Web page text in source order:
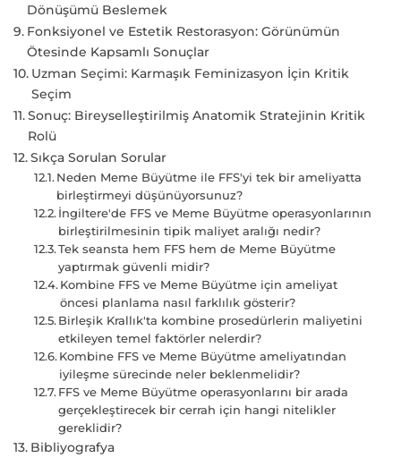
Dönüşümü Beslemek
Fonksiyonel ve Estetik Restorasyon: Görünümün
Ötesinde Kapsamlı Sonuçlar
Uzman Seçimi: Karmaşık Feminizasyon İçin Kritik
Seçim
Sonuç: Bireyselleştirilmiş Anatomik Stratejinin Kritik
Rolü
Sıkça Sorulan Sorular
Neden Meme Büyütme ile FFS'yi tek bir ameliyatta
birleştirmeyi düşünüyorsunuz?
İngiltere'de FFS ve Meme Büyütme operasyonlarının
birleştirilmesinin tipik maliyet aralığı nedir?
Tek seansta hem FFS hem de Meme Büyütme
yaptırmak güvenli midir?
Kombine FFS ve Meme Büyütme için ameliyat
öncesi planlama nasıl farklılık gösterir?
Birleşik Krallık'ta kombine prosedürlerin maliyetini
etkileyen temel faktörler nelerdir?
Kombine FFS ve Meme Büyütme ameliyatından
iyileşme sürecinde neler beklenmelidir?
FFS ve Meme Büyütme operasyonlarını bir arada
gerçekleştirecek bir cerrah için hangi nitelikler
gereklidir?
Bibliyografya